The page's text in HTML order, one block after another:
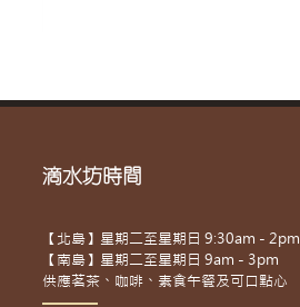
滴水坊時間
【北島】星期二至星期日 9:30am - 2pm
【南島】星期二至星期日 9am - 3pm
供應茗茶、咖啡、素食午餐及可口點心